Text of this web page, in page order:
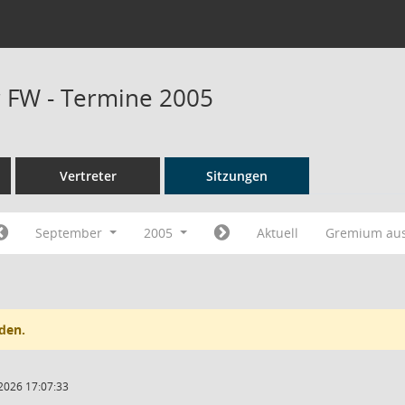
- Termine 2005
Vertreter Sitzungen
September 2005 Aktuell Gremium
17:07:33